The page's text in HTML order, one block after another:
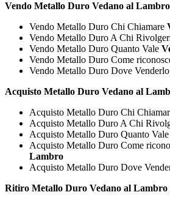
Vendo Metallo Duro Vedano al Lambro
Vendo Metallo Duro Chi Chiamare
Vendo Metallo Duro A Chi
Vendo Metallo Duro Quanto Vale
Vendo Metallo Duro Come
Vendo Metallo Duro Dove Venderlo
Acquisto Metallo Duro Vedano al
Acquisto Metallo Duro Chi
Acquisto Metallo Duro A Chi
Acquisto Metallo Duro Quanto Vale
Acquisto Metallo Duro Come
Lambro
Acquisto Metallo Duro Dove
Ritiro Metallo Duro Vedano al Lambro